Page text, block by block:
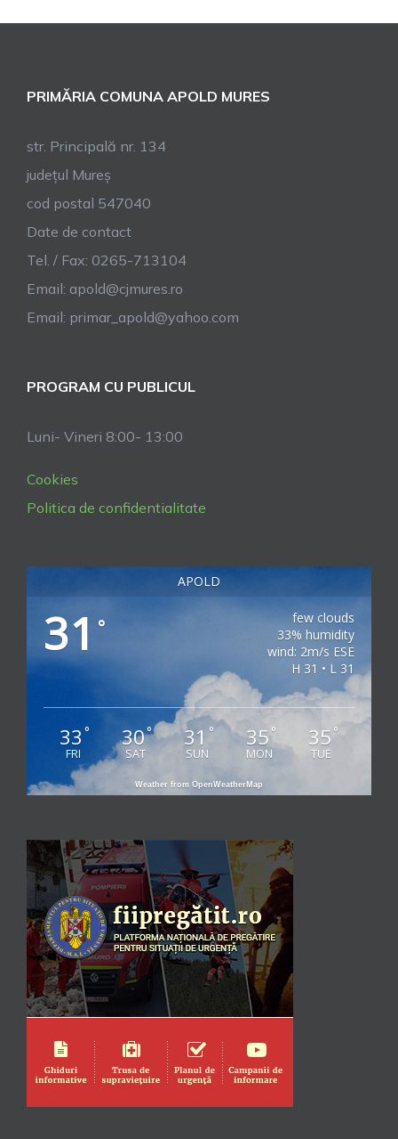
PRIMĂRIA COMUNA APOLD MURES
str. Principală nr. 134
județul Mureș
cod postal 547040
Date de contact
Tel. / Fax: 0265-713104
Email: apold@cjmures.ro
Email: primar_apold@yahoo.com
PROGRAM CU PUBLICUL
Luni- Vineri 8:00- 13:00
Cookies
Politica de confidentialitate
APOLD
31 °
few clouds
33% humidity
wind: 2m/s ESE
H 31 • L 31
33 °
FRI
30°
SAT
31°
SUN
35 °
MON
35 °
TUE
Weather from OpenWeatherMap